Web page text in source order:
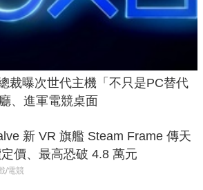
裁曝次世代主機「不只是PC替代
、進軍電競桌面
新 VR 旗艦 Steam Frame 傳天
價、最高恐破 4.8 萬元
/電競